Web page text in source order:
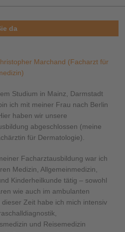
da
Marchand (Facharzt für
Studium in Mainz, Darmstadt
ich mit meiner Frau nach Berlin
haben wir unsere
abgeschlossen (meine
für Dermatologie).
Facharztausbildung war ich
Medizin, Allgemeinmedizin,
Kinderheilkunde tätig – sowohl
wie auch im ambulanten
dieser Zeit habe ich mich intensiv
und Reisemedizin